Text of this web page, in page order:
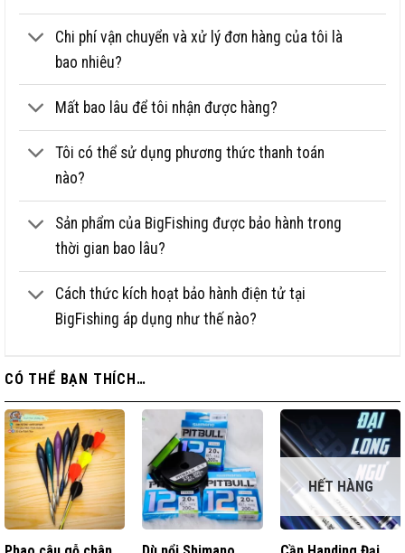
Chi phí vận chuyển và xử lý đơn hàng của tôi là
bao nhiêu?
Mất bao lâu để tôi nhận được hàng?
Tôi có thể sử dụng phương thức thanh toán
nào?
Sản phẩm của BigFishing được bảo hành trong
thời gian bao lâu?
Cách thức kích hoạt bảo hành điện tử tại
BigFishing áp dụng như thế nào?
CÓ THỂ BẠN THÍCH…
HẾT HÀNG